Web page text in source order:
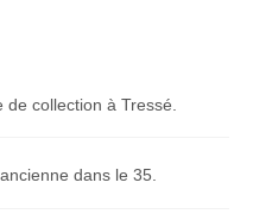
collection à Tressé.
dans le 35.